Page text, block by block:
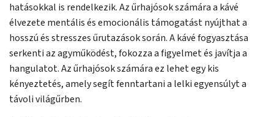
hatásokkal is rendelkezik. Az űrhajósok számára a kávé
élvezete mentális és emocionális támogatást nyújthat a
hosszú és stresszes űrutazások során. A kávé fogyasztása
serkenti az agyműködést, fokozza a figyelmet és javítja a
hangulatot. Az űrhajósok számára ez lehet egy kis
kényeztetés, amely segít fenntartani a lelki egyensúlyt a
távoli világűrben.